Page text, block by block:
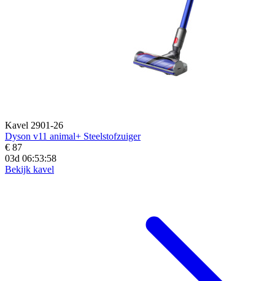
Kavel 2901-26
Dyson v11 animal+ Steelstofzuiger
€ 87
03d 06:53:57
Bekijk kavel